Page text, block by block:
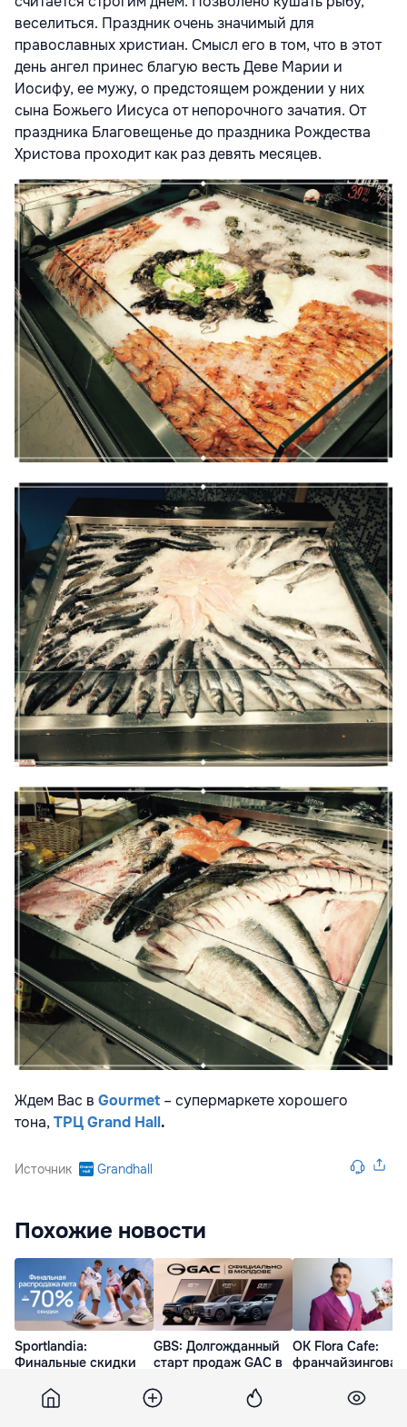
веселиться. Праздник очень значимый для
православных христиан. Смысл его в том, что в этот
день ангел принес благую весть Деве Марии и
Иосифу, ее мужу, о предстоящем рождении у них
сына Божьего Иисуса от непорочного зачатия. От
праздника Благовещенье до праздника Рождества
Христова проходит как раз девять месяцев.
Ждем Вас в Gourmet – супермаркете хорошего
тона, ТРЦ Grand Hall.
Источник Grandhall
Похожие новости
Sportlandia:
Финальные скидки
бонусных леев при
регистрации Ⓟ
GBS: Долгожданный
старт продаж GAC в
OK Flora Cafe:
франчайзинговая
Ботнарюка на